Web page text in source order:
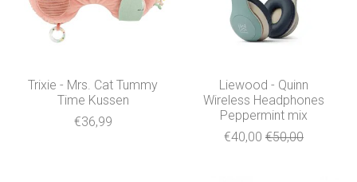
Trixie - Mrs. Cat Tummy
Time Kussen
€36,99
Liewood - Quinn
Wireless Headphones
Peppermint mix
€40,00 €50,00